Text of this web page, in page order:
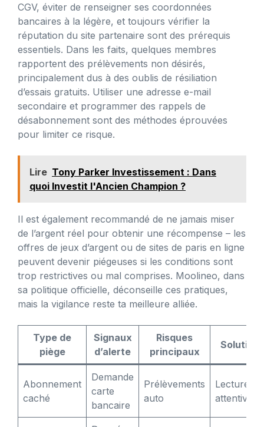
CGV, éviter de renseigner ses coordonnées
bancaires à la légère, et toujours vérifier la
réputation du site partenaire sont des prérequis
essentiels. Dans les faits, quelques membres
rapportent des prélèvements non désirés,
principalement dus à des oublis de résiliation
d’essais gratuits. Utiliser une adresse e-mail
secondaire et programmer des rappels de
désabonnement sont des méthodes éprouvées
pour limiter ce risque.
Lire Tony Parker Investissement : Dans
quoi Investit l'Ancien Champion ?
Il est également recommandé de ne jamais miser
de l’argent réel pour obtenir une récompense – les
offres de jeux d’argent ou de sites de paris en ligne
peuvent devenir piégeuses si les conditions sont
trop restrictives ou mal comprises. Moolineo, dans
sa politique officielle, déconseille ces pratiques,
mais la vigilance reste ta meilleure alliée.
Type de
piège
Signaux
d’alerte
Risques
principaux
Solution
Abonnement
caché
Demande
carte
bancaire
Prélèvements
auto
Lecture
attentive